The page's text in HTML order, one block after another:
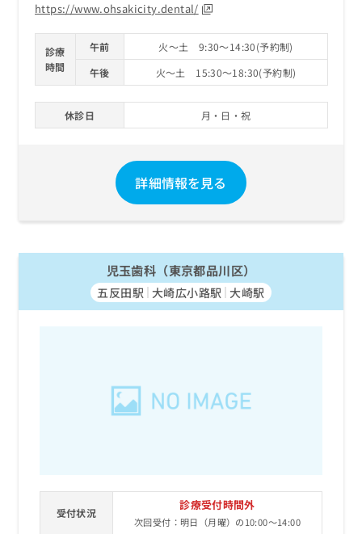
https://www.ohsakicity.dental/
診療
時間
午前
火～土 9:30～14:30(予約制)
午後
火～土 15:30～18:30(予約制)
休診日 月・日・祝
詳細情報を見る
児玉歯科（東京都品川区）
五反田駅 大崎広小路駅 大崎駅
受付状況
診療受付時間外
次回受付：明日（月曜）の10:00～14:00